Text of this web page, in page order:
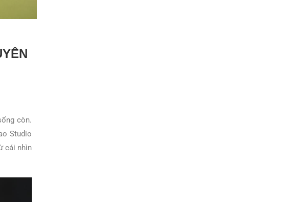
còn.
Studio
cái nhìn